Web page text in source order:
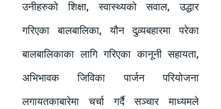
उनीहरुको शिक्षा, स्वास्थ्यको सवाल, उद्धार
गरिएका बालबालिका, यौन दुव्र्यबहारमा परेका
बालबालिकाका लागि गरिएका कानूनी सहायता,
अभिभावक जिविका पार्जन परियोजना
लगायतकाबारेमा चर्चा गर्दै सञ्चार माध्यमले